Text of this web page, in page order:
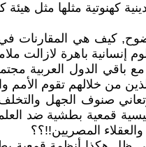
كهنوتية مثلها مثل
هي المقارنات في
إنسانية باهرة لازالت
باقي الدول العربية
من خلالهم تقوم
صنوف الجهل والتخلف
قمعية بطشية ضد
المصريين!!؟؟